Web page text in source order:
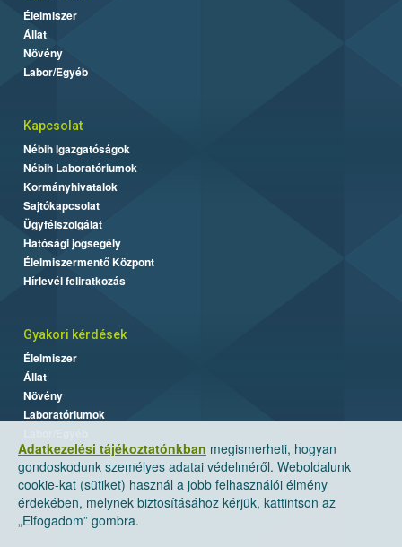
Adatkezelési tájékoztatónkban megismerheti, hogyan
gondoskodunk személyes adatai védelméről. Weboldalunk
cookie-kat (sütiket) használ a jobb felhasználói élmény
érdekében, melynek biztosításához kérjük, kattintson az
„Elfogadom” gombra.
Élelmiszer
Állat
Növény
Labor/Egyéb
Kapcsolat
Nébih Igazgatóságok
Nébih Laboratóriumok
Kormányhivatalok
Sajtókapcsolat
Ügyfélszolgálat
Hatósági jogsegély
Élelmiszermentő Központ
Hírlevél feliratkozás
Gyakori kérdések
Élelmiszer
Állat
Növény
Laboratóriumok